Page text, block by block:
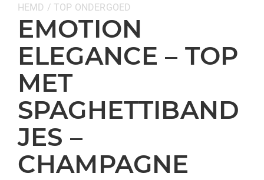
Categorieën:
HEMD / TOP ONDERGOED
EMOTION
ELEGANCE – TOP
MET
SPAGHETTIBAND
JES –
CHAMPAGNE